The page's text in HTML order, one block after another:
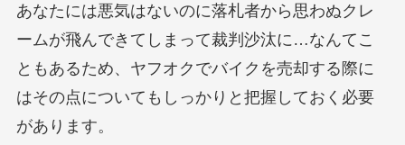
あなたには悪気はないのに落札者から思わぬクレ
ームが飛んできてしまって裁判沙汰に…なんてこ
ともあるため、ヤフオクでバイクを売却する際に
はその点についてもしっかりと把握しておく必要
があります。